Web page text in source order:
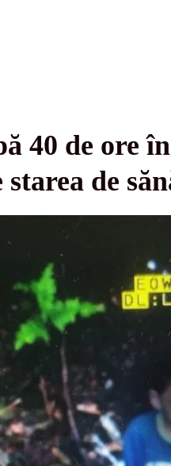
40 de ore
de